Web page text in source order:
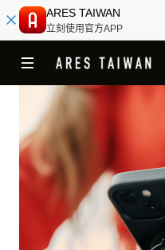
ARES TAIWAN
立刻使用官方APP